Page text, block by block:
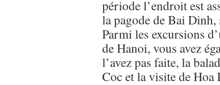
période l’endroit est
la pagode de Bai
Parmi les excursions
de Hanoi, vous avez
l’avez pas faite, la
Coc et la visite de